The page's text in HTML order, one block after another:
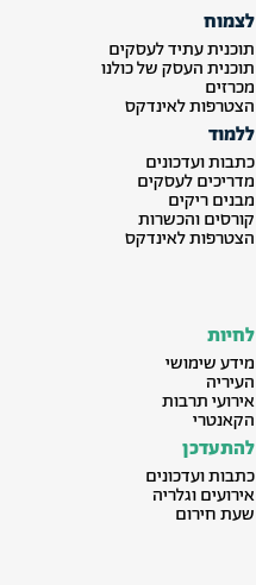
לצמוח
תוכנית עתיד לעסקים
תוכנית העסק של כולנו
מכרזים
הצטרפות לאינדקס
ללמוד
כתבות ועדכונים
מדריכים לעסקים
מבנים ריקים
קורסים והכשרות
הצטרפות לאינדקס
לחיות
מידע שימושי
העיריה
אירועי תרבות
הקאנטרי
להתעדכן
כתבות ועדכונים
אירועים וגלריה
שעת חירום